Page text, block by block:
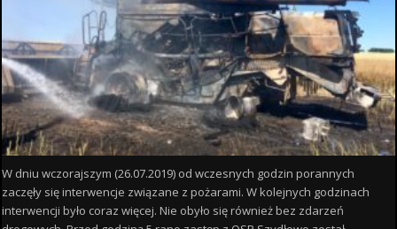
W dniu wczorajszym (26.07.2019) od wczesnych godzin porannych
zaczęły się interwencje związane z pożarami. W kolejnych godzinach
interwencji było coraz więcej. Nie obyło się również bez zdarzeń